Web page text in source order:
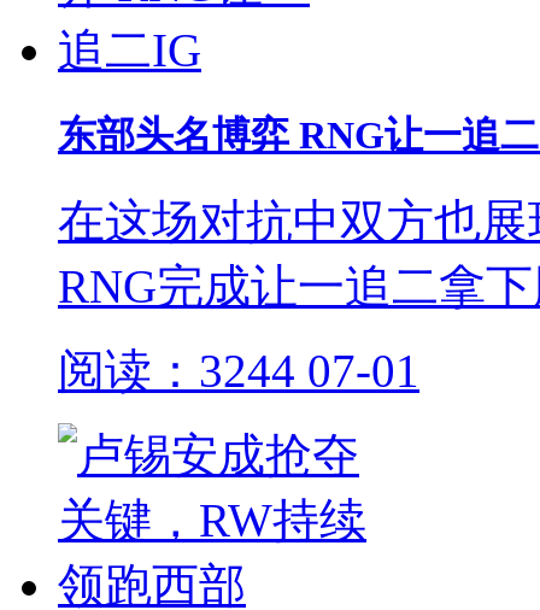
东部头名博弈 RNG让一追
在这场对抗中双方也
RNG完成让一追二拿
阅读：3244 07-01